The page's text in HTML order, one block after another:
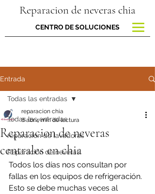
Reparacion de neveras chia
CENTRO DE SOLUCIONES
Entrada
Todas las entradas
reparacion de lavadoras
Reparación de neveras
Todas las entradas
Reparacion de neveras
centrales en chia
reparacion chia
8 abr4 min de lectura
Todos los días nos consultan por
fallas en los equipos de refrigeración.
Esto se debe muchas veces al